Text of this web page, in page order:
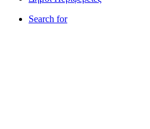
Search for